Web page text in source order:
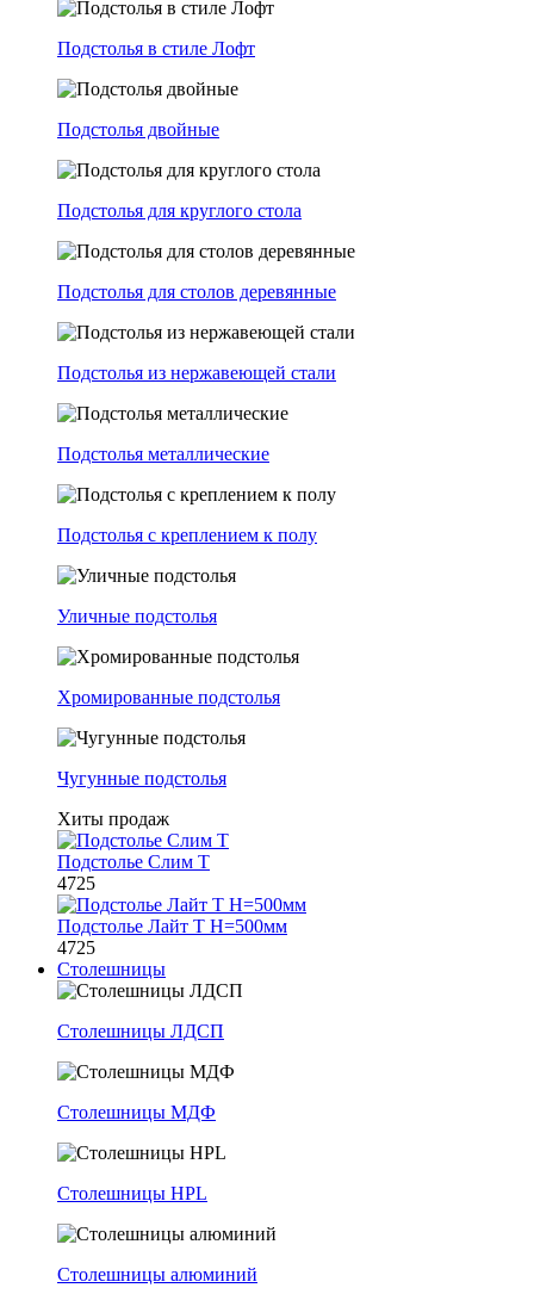
Подстолья в стиле Лофт
Подстолья двойные
Подстолья для круглого стола
Подстолья для столов деревянные
Подстолья из нержавеющей стали
Подстолья металлические
Подстолья с креплением к полу
Уличные подстолья
Хромированные подстолья
Чугунные подстолья
Хиты продаж
Подстолье Слим Т
4725
Подстолье Лайт Т H=500мм
4725
Столешницы
Столешницы ЛДСП
Столешницы МДФ
Столешницы HPL
Столешницы алюминий